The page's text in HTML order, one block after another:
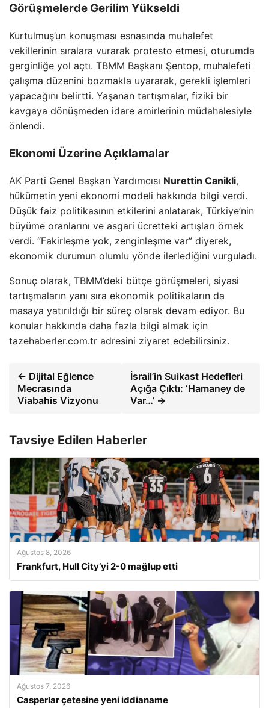
Görüşmelerde Gerilim Yükseldi
Kurtulmuş’un konuşması esnasında muhalefet
vekillerinin sıralara vurarak protesto etmesi, oturumda
gerginliğe yol açtı. TBMM Başkanı Şentop, muhalefeti
çalışma düzenini bozmakla uyararak, gerekli işlemleri
yapacağını belirtti. Yaşanan tartışmalar, fiziki bir
kavgaya dönüşmeden idare amirlerinin müdahalesiyle
önlendi.
Ekonomi Üzerine Açıklamalar
AK Parti Genel Başkan Yardımcısı Nurettin Canikli,
hükümetin yeni ekonomi modeli hakkında bilgi verdi.
Düşük faiz politikasının etkilerini anlatarak, Türkiye’nin
büyüme oranlarını ve asgari ücretteki artışları örnek
verdi. “Fakirleşme yok, zenginleşme var” diyerek,
ekonomik durumun olumlu yönde ilerlediğini vurguladı.
Sonuç olarak, TBMM’deki bütçe görüşmeleri, siyasi
tartışmaların yanı sıra ekonomik politikaların da
masaya yatırıldığı bir süreç olarak devam ediyor. Bu
konular hakkında daha fazla bilgi almak için
tazehaberler.com.tr adresini ziyaret edebilirsiniz.
← Dijital Eğlence
Mecrasında
Viabahis Vizyonu
İsrail’in Suikast Hedefleri
Açığa Çıktı: ‘Hamaney de
Var…’ →
Tavsiye Edilen Haberler
Ağustos 8, 2026
Frankfurt, Hull City’yi 2-0 mağlup etti
Ağustos 7, 2026
Casperlar çetesine yeni iddianame